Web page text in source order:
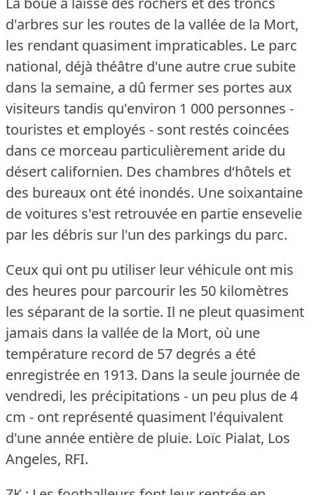
d'arbres sur les routes de la vallée de la Mort,
les rendant quasiment impraticables. Le parc
national, déjà théâtre d'une autre crue subite
dans la semaine, a dû fermer ses portes aux
visiteurs tandis qu'environ 1 000 personnes -
touristes et employés - sont restés coincées
dans ce morceau particulièrement aride du
désert californien. Des chambres d‘hôtels et
des bureaux ont été inondés. Une soixantaine
de voitures s'est retrouvée en partie ensevelie
par les débris sur l'un des parkings du parc.
Ceux qui ont pu utiliser leur véhicule ont mis
des heures pour parcourir les 50 kilomètres
les séparant de la sortie. Il ne pleut quasiment
jamais dans la vallée de la Mort, où une
température record de 57 degrés a été
enregistrée en 1913. Dans la seule journée de
vendredi, les précipitations - un peu plus de 4
cm - ont représenté quasiment l'équivalent
d'une année entière de pluie. Loïc Pialat, Los
Angeles, RFI.